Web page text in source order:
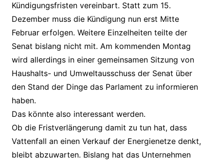
Kündigungsfristen vereinbart. Statt zum 15.
Dezember muss die Kündigung nun erst Mitte
Februar erfolgen. Weitere Einzelheiten teilte der
Senat bislang nicht mit. Am kommenden Montag
wird allerdings in einer gemeinsamen Sitzung von
Haushalts- und Umweltausschuss der Senat über
den Stand der Dinge das Parlament zu informieren
haben.
Das könnte also interessant werden.
Ob die Fristverlängerung damit zu tun hat, dass
Vattenfall an einen Verkauf der Energienetze denkt,
bleibt abzuwarten. Bislang hat das Unternehmen